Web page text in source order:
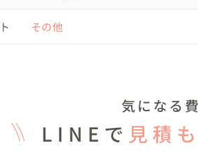
影ではありましたが終始楽しく撮影を
していただいたことは、目を合わせる
その他
気になる
LINEで 見積